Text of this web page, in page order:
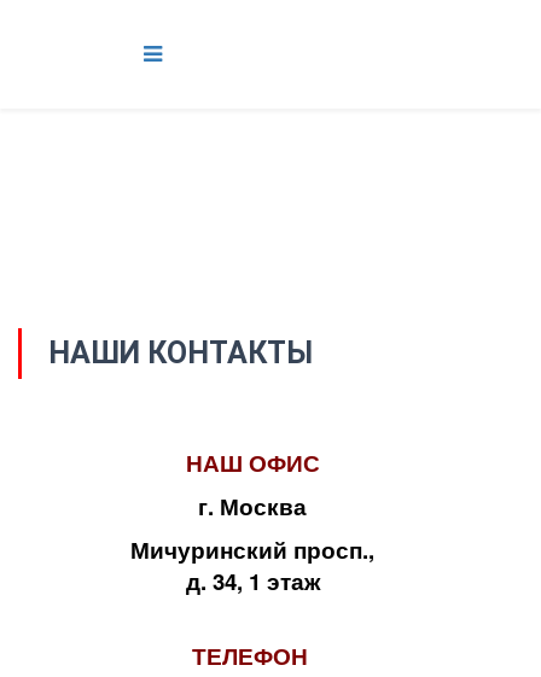
НАШИ КОНТАКТЫ
НАШ ОФИС
г. Москва
Мичуринский просп.,
д. 34, 1 этаж
ТЕЛЕФОН